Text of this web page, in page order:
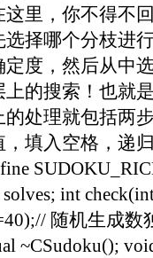
里，你不得不
择哪个分枝进
度，然后从中
的搜索！也就
处理就包括两
填入空格，递
int
随机生成数
~CSudoku();